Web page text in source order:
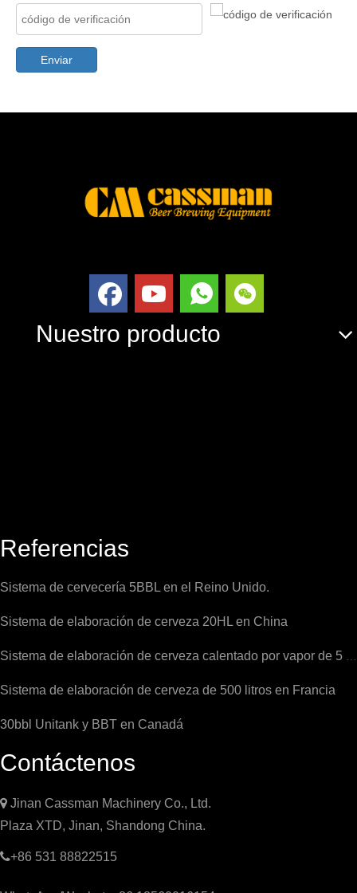
Enviar
Nuestro producto
Referencias
Sistema de cervecería 5BBL en el Reino Unido.
Sistema de elaboración de cerveza 20HL en China
Sistema de elaboración de cerveza de 500 litros en Francia
30bbl Unitank y BBT en Canadá
Contáctenos
 Jinan Cassman Machinery Co., Ltd.
Plaza XTD, Jinan, Shandong China.
+86 531 88822515